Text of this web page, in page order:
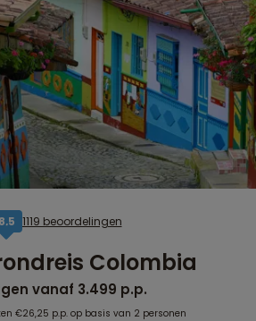
8,5 1119 beoordelingen
Colombia
vanaf 3.499 p.p.
€26,25 p.p. op basis van 2 personen